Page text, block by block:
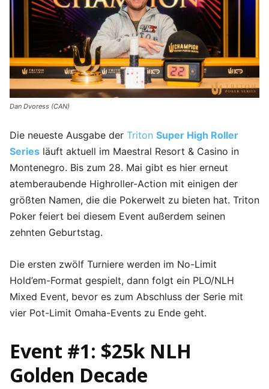
Dan Dvoress (CAN)
Die neueste Ausgabe der Triton Super High Roller
Series läuft aktuell im Maestral Resort & Casino in
Montenegro. Bis zum 28. Mai gibt es hier erneut
atemberaubende Highroller-Action mit einigen der
größten Namen, die die Pokerwelt zu bieten hat. Triton
Poker feiert bei diesem Event außerdem seinen
zehnten Geburtstag.
Die ersten zwölf Turniere werden im No-Limit
Hold’em-Format gespielt, dann folgt ein PLO/NLH
Mixed Event, bevor es zum Abschluss der Serie mit
vier Pot-Limit Omaha-Events zu Ende geht.
Event #1: $25k NLH
Golden Decade